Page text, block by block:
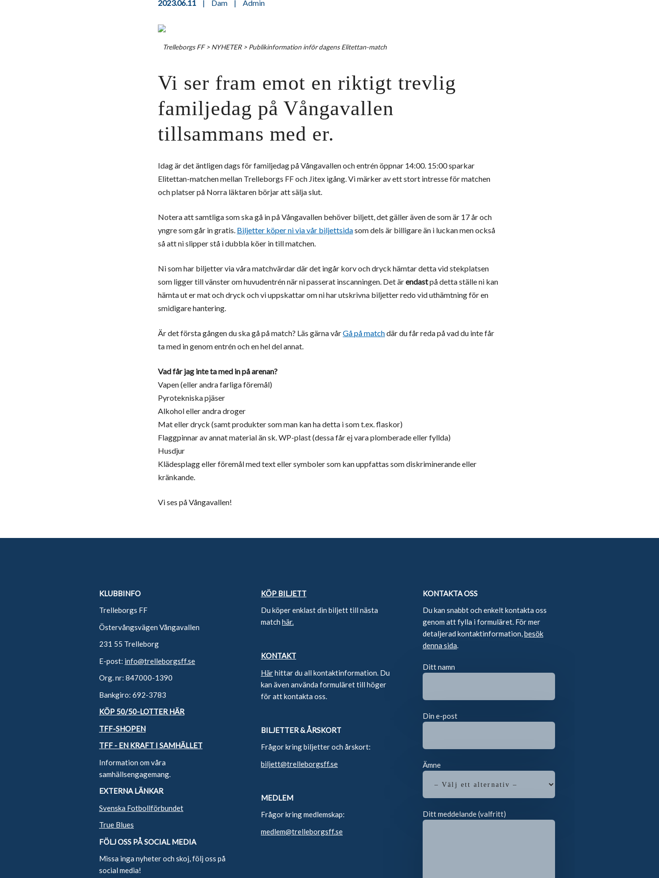
2023.06.11 | Dam | Admin
Trelleborgs FF> NYHETER> Publikinformation inför dagens Elitettan-match
Vi ser fram emot en riktigt trevlig
familjedag på Vångavallen
tillsammans med er.
Idag är det äntligen dags för familjedag på Vångavallen och entrén öppnar 14:00. 15:00 sparkar
Elitettan-matchen mellan Trelleborgs FF och Jitex igång. Vi märker av ett stort intresse för matchen
och platser på Norra läktaren börjar att sälja slut.
Notera att samtliga som ska gå in på Vångavallen behöver biljett, det gäller även de som är 17 år och
yngre som går in gratis. Biljetter köper ni via vår biljettsidasom dels är billigare än i luckan men också
så att ni slipper stå i dubbla köer in till matchen.
Ni som har biljetter via våra matchvärdar där det ingår korv och dryck hämtar detta vid stekplatsen
som ligger till vänster om huvudentrén när ni passerat inscanningen. Det ärendastpå detta ställe ni kan
hämta ut er mat och dryck och vi uppskattar om ni har utskrivna biljetter redo vid uthämtning för en
smidigare hantering.
Är det första gången du ska gå på match? Läs gärna vårGå på matchdär du får reda på vad du inte får
ta med in genom entrén och en hel del annat.
Vad får jag inte ta med in på arenan?
Vapen (eller andra farliga föremål)
Pyrotekniska pjäser
Alkohol eller andra droger
Mat eller dryck (samt produkter som man kan ha detta i som t.ex. flaskor)
Flaggpinnar av annat material än sk. WP-plast (dessa får ej vara plomberade eller fyllda)
Husdjur
Klädesplagg eller föremål med text eller symboler som kan uppfattas som diskriminerande eller
kränkande.
Vi ses på Vångavallen!
KLUBBINFO
Trelleborgs FF
Östervångsvägen Vångavallen
231 55 Trelleborg
E-post: info@trelleborgsff.se
Org. nr: 847000-1390
Bankgiro: 692-3783
KÖP 50/50-LOTTER HÄR
TFF-SHOPEN
TFF - EN KRAFT I SAMHÄLLET
Information om våra
samhällsengagemang.
EXTERNA LÄNKAR
Svenska Fotbollförbundet
True Blues
FÖLJ OSS PÅ SOCIAL MEDIA
Missa inga nyheter och skoj, följ oss på
social media!
KÖP BILJETT
Du köper enklast din biljett till nästa
match här.
KONTAKT
Härhittar du all kontaktinformation. Du
kan även använda formuläret till höger
för att kontakta oss.
BILJETTER & ÅRSKORT
Frågor kring biljetter och årskort:
biljett@trelleborgsff.se
MEDLEM
Frågor kring medlemskap:
medlem@trelleborgsff.se
KONTAKTA OSS
Du kan snabbt och enkelt kontakta oss
genom att fylla i formuläret. För mer
detaljerad kontaktinformation,besök
denna sida.
Ditt namn
Din e-post
Ämne
Ditt meddelande (valfritt)